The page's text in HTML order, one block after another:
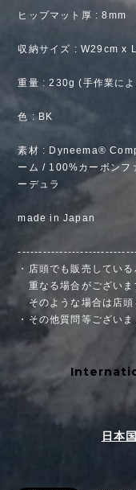
ヒップマット厚 : 8mm
収納サイズ : W29cm x
重量 : 230g (手作業に
色 : BK
素材 : Dyneema®
ーム / 100%カーボンフ
ーデュラ
made in Japan
・店頭でも販売してい
重なる場合がございま
そのような場合は店頭
・その他質問等ござい
日本